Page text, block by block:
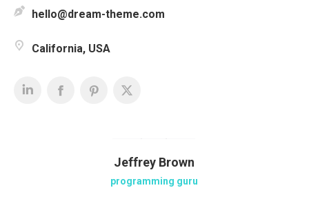
hello@dream-theme.com
California, USA
Jeffrey Brown
programming guru